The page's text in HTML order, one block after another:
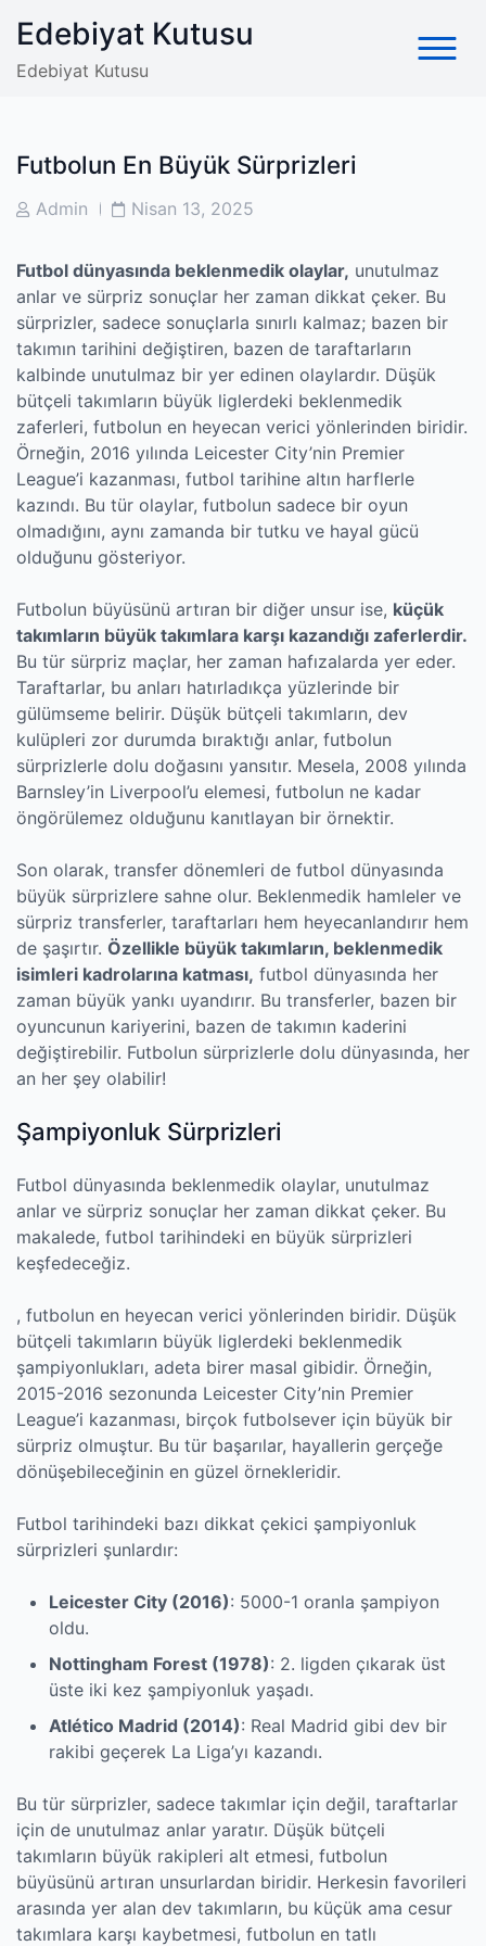
content
Edebiyat Kutusu
Edebiyat Kutusu
Futbolun En Büyük Sürprizleri
PostAdmin
PostNisan 13, 2025
Futbol dünyasında beklenmedik olaylar, unutulmaz
anlar ve sürpriz sonuçlar her zaman dikkat çeker. Bu
sürprizler, sadece sonuçlarla sınırlı kalmaz; bazen bir
takımın tarihini değiştiren, bazen de taraftarların
kalbinde unutulmaz bir yer edinen olaylardır. Düşük
bütçeli takımların büyük liglerdeki beklenmedik
zaferleri, futbolun en heyecan verici yönlerinden biridir.
Örneğin, 2016 yılında Leicester City’nin Premier
League’i kazanması, futbol tarihine altın harflerle
kazındı. Bu tür olaylar, futbolun sadece bir oyun
olmadığını, aynı zamanda bir tutku ve hayal gücü
olduğunu gösteriyor.
Futbolun büyüsünü artıran bir diğer unsur ise, küçük
takımların büyük takımlara karşı kazandığı zaferlerdir.
Bu tür sürpriz maçlar, her zaman hafızalarda yer eder.
Taraftarlar, bu anları hatırladıkça yüzlerinde bir
gülümseme belirir. Düşük bütçeli takımların, dev
kulüpleri zor durumda bıraktığı anlar, futbolun
sürprizlerle dolu doğasını yansıtır. Mesela, 2008 yılında
Barnsley’in Liverpool’u elemesi, futbolun ne kadar
öngörülemez olduğunu kanıtlayan bir örnektir.
Son olarak, transfer dönemleri de futbol dünyasında
büyük sürprizlere sahne olur. Beklenmedik hamleler ve
sürpriz transferler, taraftarları hem heyecanlandırır hem
de şaşırtır. Özellikle büyük takımların, beklenmedik
isimleri kadrolarına katması, futbol dünyasında her
zaman büyük yankı uyandırır. Bu transferler, bazen bir
oyuncunun kariyerini, bazen de takımın kaderini
değiştirebilir. Futbolun sürprizlerle dolu dünyasında, her
an her şey olabilir!
Şampiyonluk Sürprizleri
Futbol dünyasında beklenmedik olaylar, unutulmaz
anlar ve sürpriz sonuçlar her zaman dikkat çeker. Bu
makalede, futbol tarihindeki en büyük sürprizleri
keşfedeceğiz.
, futbolun en heyecan verici yönlerinden biridir. Düşük
bütçeli takımların büyük liglerdeki beklenmedik
şampiyonlukları, adeta birer masal gibidir. Örneğin,
2015-2016 sezonunda Leicester City’nin Premier
League’i kazanması, birçok futbolsever için büyük bir
sürpriz olmuştur. Bu tür başarılar, hayallerin gerçeğe
dönüşebileceğinin en güzel örnekleridir.
Futbol tarihindeki bazı dikkat çekici şampiyonluk
sürprizleri şunlardır:
Leicester City (2016): 5000-1 oranla şampiyon
oldu.
Nottingham Forest (1978): 2. ligden çıkarak üst
üste iki kez şampiyonluk yaşadı.
Atlético Madrid (2014): Real Madrid gibi dev bir
rakibi geçerek La Liga’yı kazandı.
Bu tür sürprizler, sadece takımlar için değil, taraftarlar
için de unutulmaz anlar yaratır. Düşük bütçeli
takımların büyük rakipleri alt etmesi, futbolun
büyüsünü artıran unsurlardan biridir. Herkesin favorileri
arasında yer alan dev takımların, bu küçük ama cesur
takımlara karşı kaybetmesi, futbolun en tatlı